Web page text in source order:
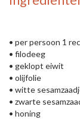
• per persoon 1
• filodeeg
• geklopt eiwit
• olijfolie
• witte
• zwarte
• honing